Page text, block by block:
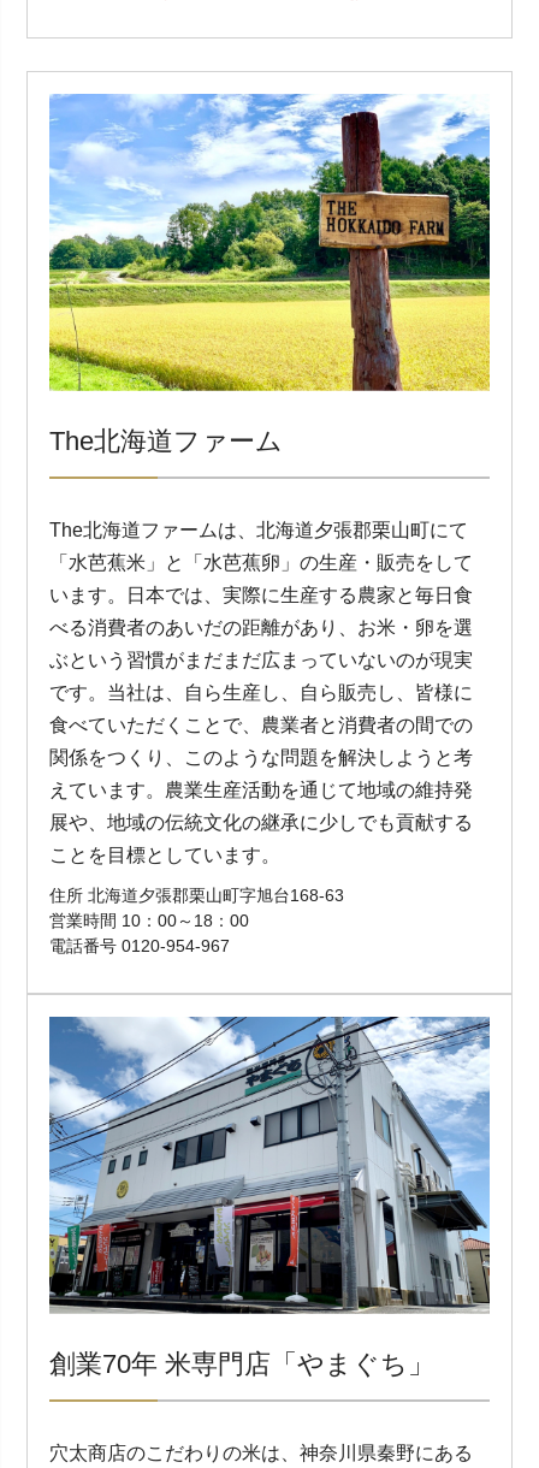
The北海道ファーム
The北海道ファームは、北海道夕張郡栗山町にて
「水芭蕉米」と「水芭蕉卵」の生産・販売をして
います。日本では、実際に生産する農家と毎日食
べる消費者のあいだの距離があり、お米・卵を選
ぶという習慣がまだまだ広まっていないのが現実
です。当社は、自ら生産し、自ら販売し、皆様に
食べていただくことで、農業者と消費者の間での
関係をつくり、このような問題を解決しようと考
えています。農業生産活動を通じて地域の維持発
展や、地域の伝統文化の継承に少しでも貢献する
ことを目標としています。
住所 北海道夕張郡栗山町字旭台168-63
営業時間 10：00～18：00
電話番号 0120-954-967
創業70年 米専門店「やまぐち」
穴太商店のこだわりの米は、神奈川県秦野にある